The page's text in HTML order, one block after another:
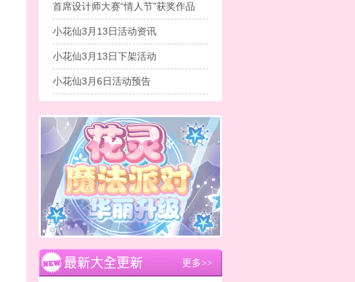
首席设计师大赛“情人节”获奖作品
小花仙3月13日活动资讯
小花仙3月13日下架活动
小花仙3月6日活动预告
更多>>